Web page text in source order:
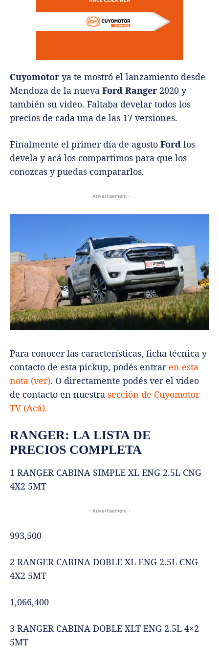
Cuyomotor ya te mostró el lanzamiento desde
Mendoza de la nueva Ford Ranger 2020 y
también su video. Faltaba develar todos los
precios de cada una de las 17 versiones.
Finalmente el primer día de agosto Ford los
devela y acá los compartimos para que los
conozcas y puedas compararlos.
- Advertisement -
Para conocer las características, ficha técnica y
contacto de esta pickup, podés entrar en esta
nota (ver). O directamente podés ver el video
de contacto en nuestra sección de Cuyomotor
TV (Acá).
RANGER: LA LISTA DE
PRECIOS COMPLETA
1 RANGER CABINA SIMPLE XL ENG 2.5L CNG
4X2 5MT
- Advertisement -
993,500
2 RANGER CABINA DOBLE XL ENG 2.5L CNG
4X2 5MT
1,066,400
3 RANGER CABINA DOBLE XLT ENG 2.5L 4×2
5MT